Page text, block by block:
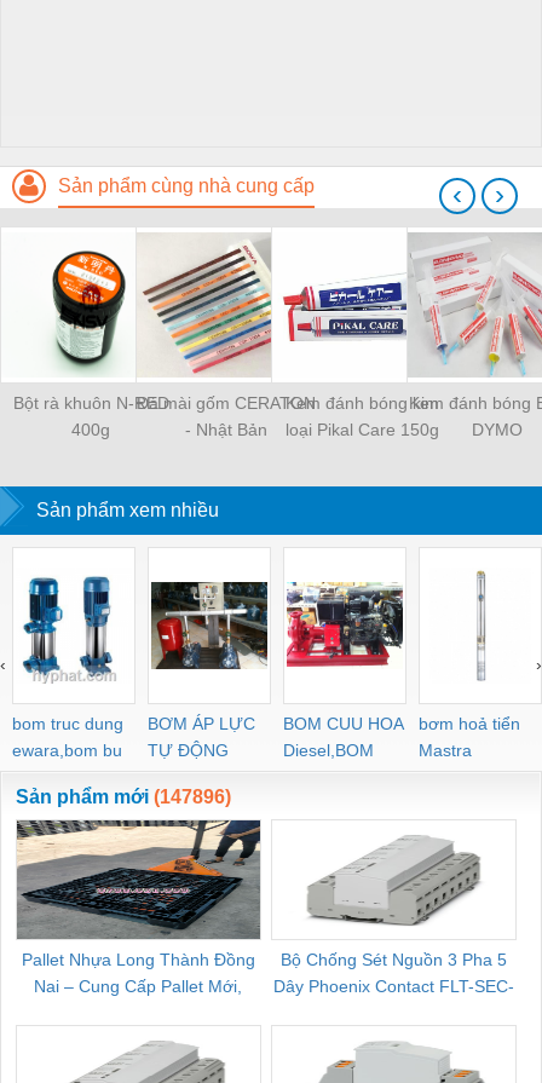
Sản phẩm cùng nhà cung cấp
Bột rà khuôn N-RED
400g
Đá mài gốm CERATON
- Nhật Bản
Kem đánh bóng kim
loại Pikal Care 150g
Kem đánh bóng
DYMO
‹ ›
Sản phẩm xem nhiều
bom truc dung
ewara,bom bu
ewara
BƠM ÁP LỰC
TỰ ĐỘNG
BOM CUU HOA
Diesel,BOM
CHUA CHAY
bơm hoả tiển
Mastra
‹ ›
Sản phẩm mới (147896)
Pallet Nhựa Long Thành Đồng
Nai – Cung Cấp Pallet Mới,
Bộ Chống Sét Nguồn 3 Pha 5
Dây Phoenix Contact FLT-SEC-